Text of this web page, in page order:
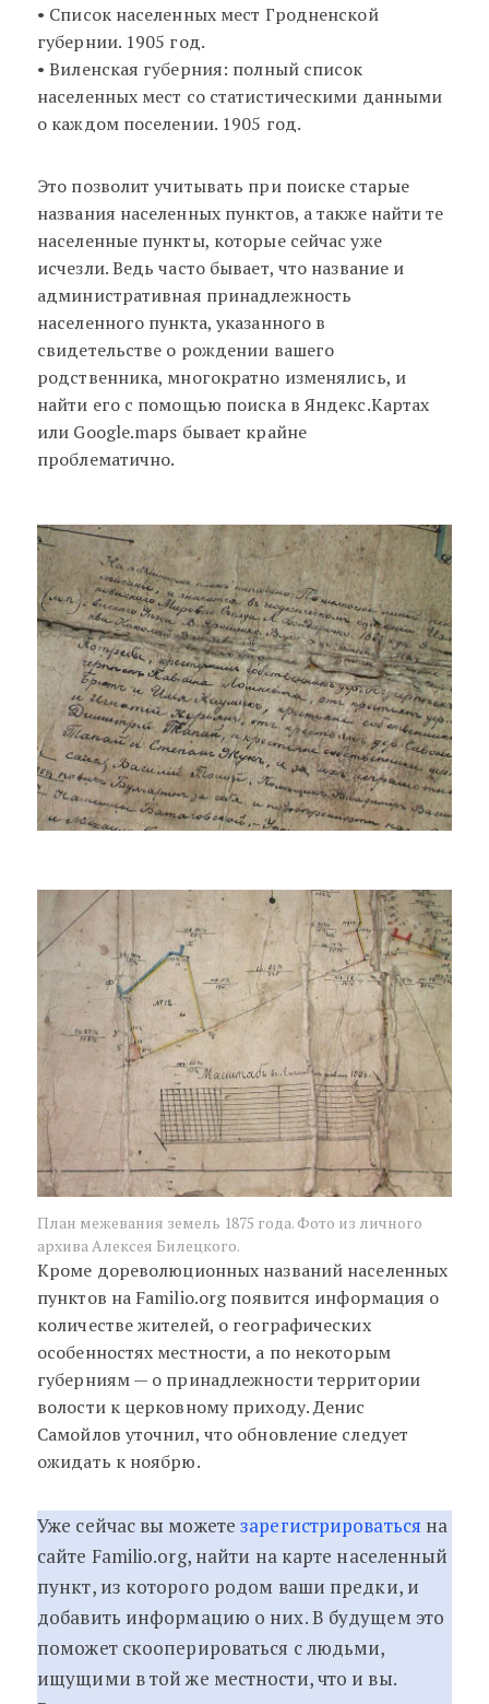
• Список населенных мест Гродненской
губернии. 1905 год.
• Виленская губерния: полный список
населенных мест со статистическими данными
о каждом поселении. 1905 год.
Это позволит учитывать при поиске старые
названия населенных пунктов, а также найти те
населенные пункты, которые сейчас уже
исчезли. Ведь часто бывает, что название и
административная принадлежность
населенного пункта, указанного в
свидетельстве о рождении вашего
родственника, многократно изменялись, и
найти его с помощью поиска в Яндекс.Картах
или Google.maps бывает крайне
проблематично.
План межевания земель 1875 года. Фото из личного
архива Алексея Билецкого.
Кроме дореволюционных названий населенных
пунктов на Familio.org появится информация о
количестве жителей, о географических
особенностях местности, а по некоторым
губерниям — о принадлежности территории
волости к церковному приходу. Денис
Самойлов уточнил, что обновление следует
ожидать к ноябрю.
Уже сейчас вы можетезарегистрироваться на
сайте Familio.org, найти на карте населенный
пункт, из которого родом ваши предки, и
добавить информацию о них. В будущем это
поможет скооперироваться с людьми,
ищущими в той же местности, что и вы.